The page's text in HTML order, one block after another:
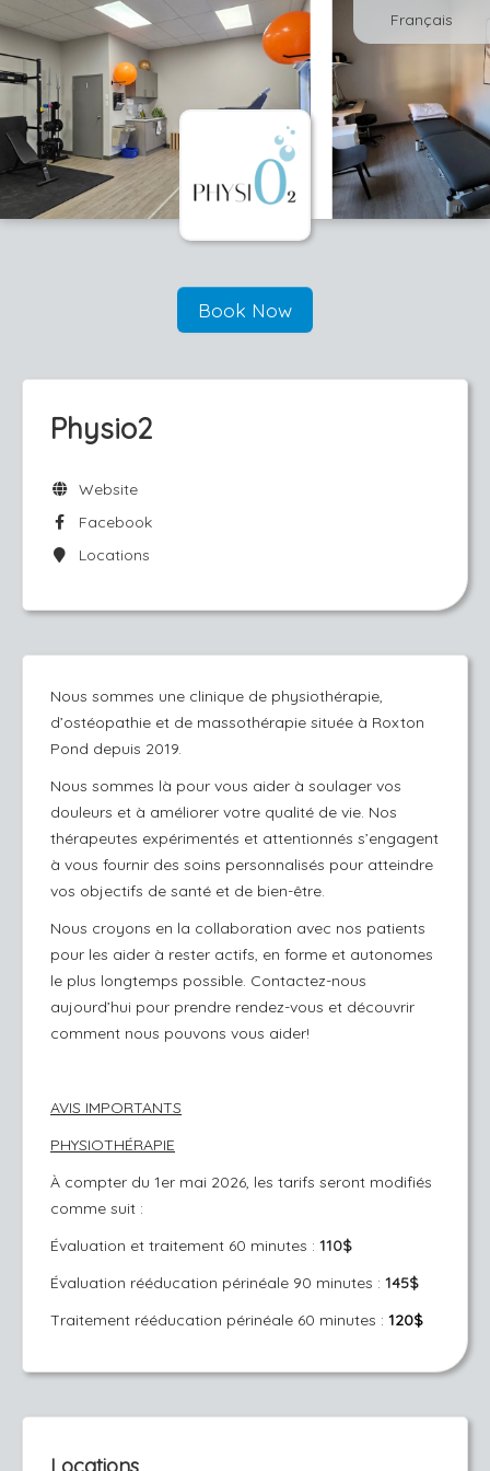
Français
Book Now
Physio2
Website
Facebook
Locations
Nous sommes une clinique de physiothérapie,
d’ostéopathie et de massothérapie située à Roxton
Pond depuis 2019.
Nous sommes là pour vous aider à soulager vos
douleurs et à améliorer votre qualité de vie. Nos
thérapeutes expérimentés et attentionnés s’engagent
à vous fournir des soins personnalisés pour atteindre
vos objectifs de santé et de bien-être.
Nous croyons en la collaboration avec nos patients
pour les aider à rester actifs, en forme et autonomes
le plus longtemps possible. Contactez-nous
aujourd’hui pour prendre rendez-vous et découvrir
comment nous pouvons vous aider!
AVIS IMPORTANTS
PHYSIOTHÉRAPIE
À compter du 1er mai 2026, les tarifs seront modifiés
comme suit :
Évaluation et traitement 60 minutes : 110$
Évaluation rééducation périnéale 90 minutes : 145$
Traitement rééducation périnéale 60 minutes : 120$